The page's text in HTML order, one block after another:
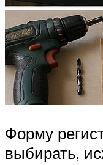
Форму
выбирать,